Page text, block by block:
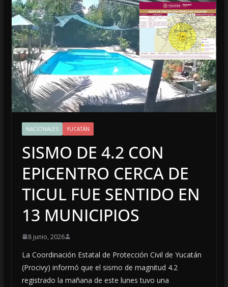
NACIONALES YUCATÁN
SISMO DE 4.2 CON
EPICENTRO CERCA DE
TICUL FUE SENTIDO EN
13 MUNICIPIOS
8 junio, 2026
La Coordinación Estatal de Protección Civil de Yucatán
(Procivy) informó que el sismo de magnitud 4.2
registrado la mañana de este lunes tuvo una